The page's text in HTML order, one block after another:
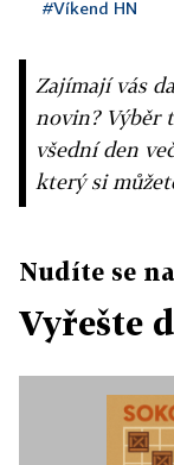
#Víkend HN
Zajímají vás
novin? Výběr
všední den
který si
Nudíte se
Vyřešte